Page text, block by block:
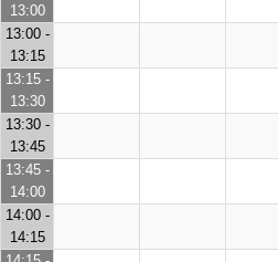
13:00
13:00 -
13:15
13:15 -
13:30
13:30 -
13:45
13:45 -
14:00
14:00 -
14:15